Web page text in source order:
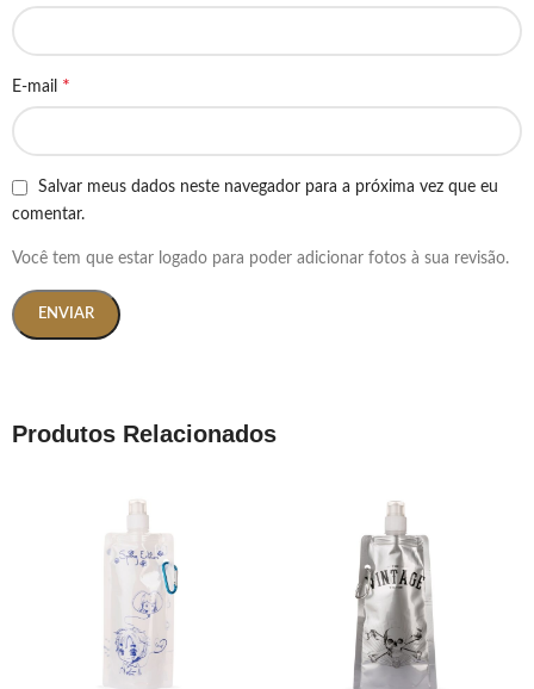
E-mail *
Salvar meus dados neste navegador para a próxima vez que eu
comentar.
Você tem que estar logado para poder adicionar fotos à sua revisão.
Produtos Relacionados